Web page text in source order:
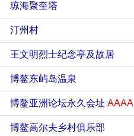
琼海聚奎塔
汀州村
王文明烈士纪念亭及故居
博鳌东屿岛温泉
博鳌亚洲论坛永久会址 AAAA
博鳌高尔夫乡村俱乐部